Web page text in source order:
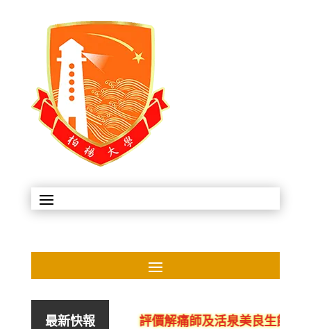
最新快報 評價解痛師及活泉美良生館的不